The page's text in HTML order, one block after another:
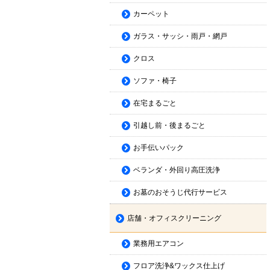
カーペット
ガラス・サッシ・雨戸・網戸
クロス
ソファ・椅子
在宅まるごと
引越し前・後まるごと
お手伝いパック
ベランダ・外回り高圧洗浄
お墓のおそうじ代行サービス
店舗・オフィスクリーニング
業務用エアコン
フロア洗浄&ワックス仕上げ